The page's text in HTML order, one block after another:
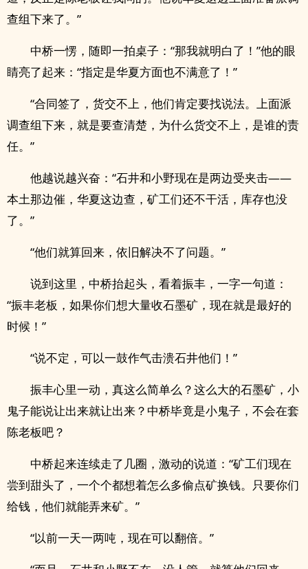
查组下来了。”
中桥一愣，随即一拍桌子：“那我就明白了！”他的眼
睛亮了起来：“指定是华夏方面也不满意了！”
“合同签了，货交不上，他们肯定要找说法。上面派
调查组下来，就是要查清楚，为什么货交不上，是谁的责
任。”
他越说越兴奋：“石井和小野现在是两边受夹击——
本土那边催，华夏这边查，矿工们还不干活，库存也没
了。”
“他们就算回来，依旧解决不了问题。”
说到这里，中桥抬起头，看着振丰，一字一句道：
“振丰老板，如果你们想大量收石墨矿，现在就是最好的
时候！”
“说不定，可以一鼓作气击溃石井他们！”
振丰心里一动，真这么简单么？这么大的石墨矿，小
鬼子能说让出来就让出来？中桥毕竟是小鬼子，不会在套
陈老板吧？
中桥起来连续走了几圈，激动的说道：“矿工们现在
尝到甜头了，一个个都想着怎么多偷点矿换钱。只要你们
给钱，他们就能弄来矿。”
“以前一天一两吨，现在可以翻倍。”